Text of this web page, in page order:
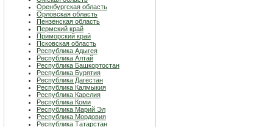
Оренбургская область
Орловская область
Пензенская область
Пермский край
Приморский край
Псковская область
Республика Адыгея
Республика Алтай
Республика Башкортостан
Республика Бурятия
Республика Дагестан
Республика Калмыкия
Республика Карелия
Республика Коми
Республика Марий Эл
Республика Мордовия
Республика Татарстан